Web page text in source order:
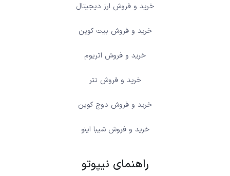
خرید و فروش ارز دیجیتال
خرید و فروش بیت کوین
خرید و فروش اتریوم
خرید و فروش تتر
خرید و فروش دوج کوین
خرید و فروش شیبا اینو
راهنمای نیپوتو